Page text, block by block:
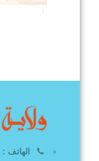
الهاتف :